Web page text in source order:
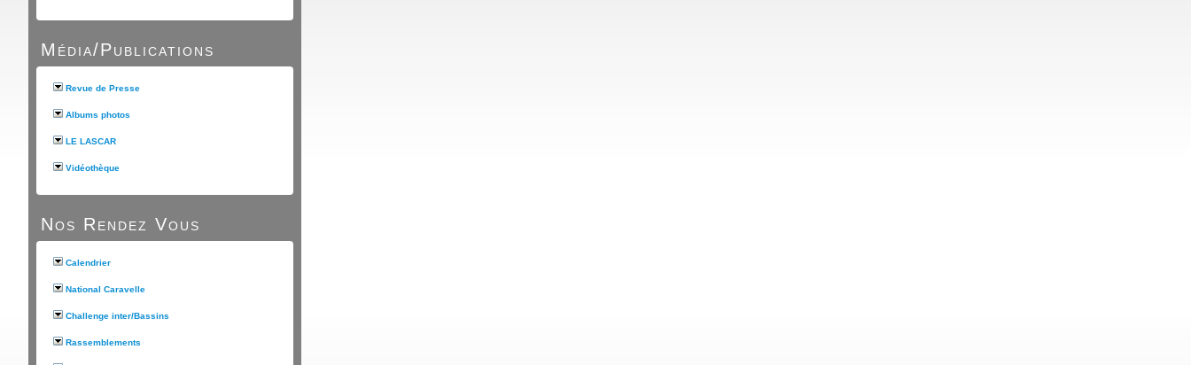
Média/Publications
Revue de Presse
Albums photos
LE LASCAR
Vidéothèque
Nos Rendez Vous
Calendrier
National Caravelle
Challenge inter/Bassins
Rassemblements